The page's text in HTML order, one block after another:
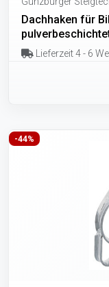
Dachhaken für
Lieferzeit 4 - 6
-44%